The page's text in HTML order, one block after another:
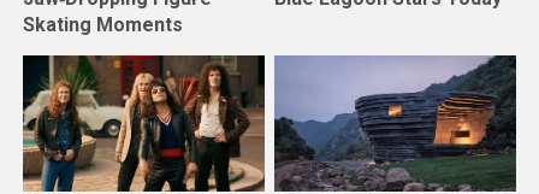
Skating Moments